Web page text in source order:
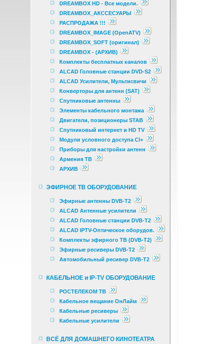
DREAMBOX HD - Все модели.
DREAMBOX_АКССЕСУАРЫ
РАСПРОДАЖА !!!
DREAMBOX_IMAGE (OpenATV)
DREAMBOX_SOFT (оригинал)
DREAMBOX - (АРХИВ)
Комплекты бесплатных каналов
ALCAD Головные станции DVD-S2
ALCAD Усилители, Мультисвичи
Конверторы для антенн (SAT)
Спутниковые антенны
Элементы кабельного монтажа
Двигатели, позиционеры STAB
Спутниковый интернет и HD TV
Модули условного доступа CI+
Приборы для настройки антенн
Армения ТВ
АРХИВ
ЭФИРНОЕ ТВ ОБОРУДОВАНИЕ
Эфирные антенны DVB-T2
ALCAD Антенные усилители
ALCAD Головные станции DVB-T2
ALCAD IPTV-Оптическое оборудов.
Комплекты эфирного ТВ (DVB-T2)
Эфирные ресиверы DVB-T2
Автомобильный ресивер DVB-T2
КАБЕЛЬНОЕ и IP-TV ОБОРУДОВАНИЕ
РОСТЕЛЕКОМ ТВ
Кабельное вещание ОнЛайм
Кабельные ресиверы
Кабельные усилители
ВСЁ ДЛЯ ДОМАШНЕГО КИНОТЕАТРА